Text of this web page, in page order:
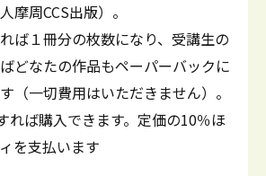
摩周CCS出版）。
ば１冊分の枚数になり、受講生の
どなたの作品もペーパーバックに
（一切費用はいただきません）。
れば購入できます。定価の10％ほ
を支払います